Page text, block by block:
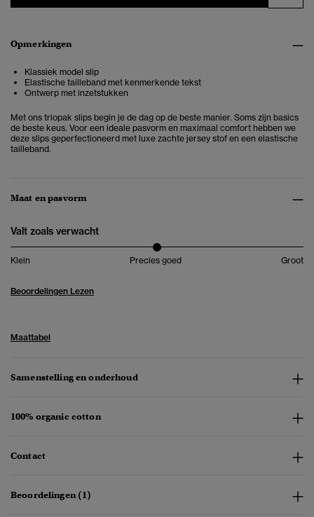
Opmerkingen
Klassiek model slip
Elastische tailleband met kenmerkende tekst
Ontwerp met inzetstukken
Met ons triopak slips begin je de dag op de beste manier. Soms zijn basics
de beste keus. Voor een ideale pasvorm en maximaal comfort hebben we
deze slips geperfectioneerd met luxe zachte jersey stof en een elastische
tailleband.
Maat en pasvorm
Valt zoals verwacht
Klein Precies goed Groot
Beoordelingen Lezen
Maattabel
Samenstelling en onderhoud
100% organic cotton
Contact
Beoordelingen (1)